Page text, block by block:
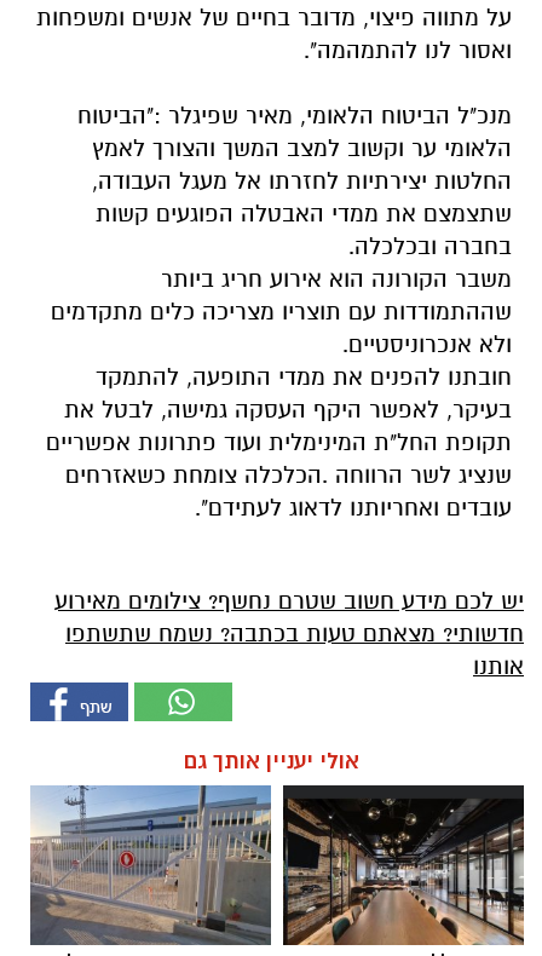
על מתווה פיצוי, מדובר בחיים של אנשים ומשפחות
ואסור לנו להתמהמה".
מנכ"ל הביטוח הלאומי, מאיר שפיגלר :"הביטוח
הלאומי ער וקשוב למצב המשך והצורך לאמץ
החלטות יצירתיות לחזרתו אל מעגל העבודה,
שתצמצם את ממדי האבטלה הפוגעים קשות
בחברה ובכלכלה.
משבר הקורונה הוא אירוע חריג ביותר
שההתמודדות עם תוצריו מצריכה כלים מתקדמים
ולא אנכרוניסטיים.
חובתנו להפנים את ממדי התופעה, להתמקד
בעיקר, לאפשר היקף העסקה גמישה, לבטל את
תקופת החל"ת המינימלית ועוד פתרונות אפשריים
שנציג לשר הרווחה .הכלכלה צומחת כשאזרחים
עובדים ואחריותנו לדאוג לעתידם".
יש לכם מידע חשוב שטרם נחשף? צילומים מאירוע
חדשותי? מצאתם טעות בכתבה? נשמח שתשתפו
אותנו
אולי יעניין אותך גם